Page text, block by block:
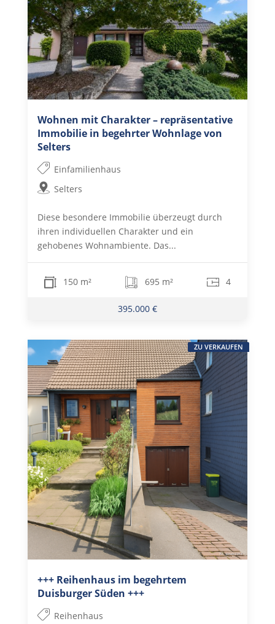
Wohnen mit Charakter – repräsentative
Immobilie in begehrter Wohnlage von
Selters
Einfamilienhaus
Selters
Diese besondere Immobilie überzeugt durch
ihren individuellen Charakter und ein
gehobenes Wohnambiente. Das...
150 m² 695 m² 4
395.000 €
+++ Reihenhaus im begehrtem
Duisburger Süden +++
Reihenhaus
ZU VERKAUFEN